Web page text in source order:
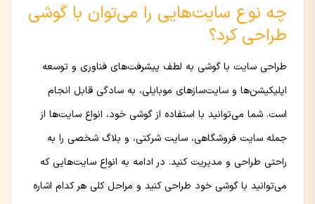
چه نوع سایت‌هایی را می‌توان با گوشی
طراحی کرد؟
طراحی سایت با گوشی به لطف پیشرفت‌های فناوری و توسعه
اپلیکیشن‌ها و سایت‌سازهای موبایلی، به سادگی قابل انجام
است. شما می‌توانید با استفاده از گوشی خود، انواع سایت‌ها از
جمله سایت فروشگاهی، سایت شرکتی، و بلاگ شخصی را به
راحتی طراحی و مدیریت کنید. در ادامه به انواع سایت‌هایی که
می‌توانید با گوشی خود طراحی کنید و مراحل کلی هر کدام اشاره